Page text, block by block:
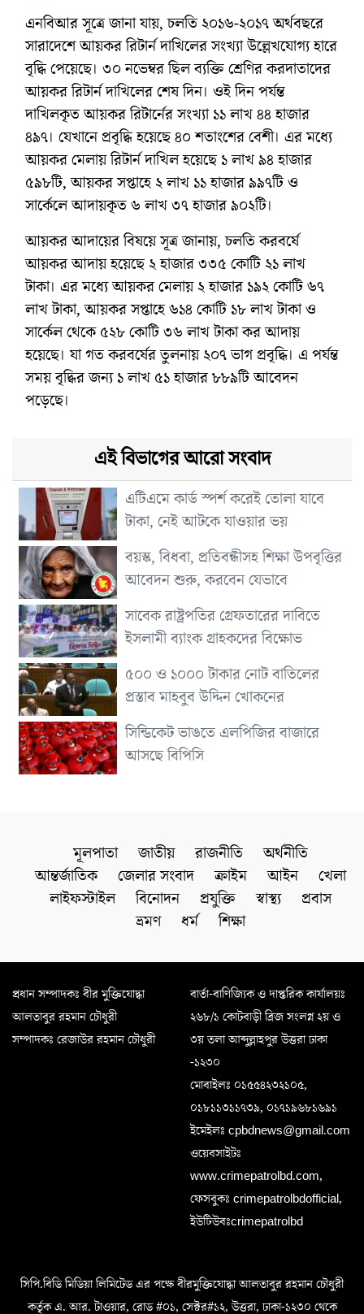
এনবিআর সূত্রে জানা যায়, চলতি ২০১৬-২০১৭ অর্থবছরে
সারাদেশে আয়কর রিটার্ন দাখিলের সংখ্যা উল্লেখযোগ্য হারে
বৃদ্ধি পেয়েছে। ৩০ নভেম্বর ছিল ব্যক্তি শ্রেণির করদাতাদের
আয়কর রিটার্ন দাখিলের শেষ দিন। ওই দিন পর্যন্ত
দাখিলকৃত আয়কর রিটার্নের সংখ্যা ১১ লাখ ৪৪ হাজার
৪৯৭। যেখানে প্রবৃদ্ধি হয়েছে ৪০ শতাংশের বেশী। এর মধ্যে
আয়কর মেলায় রিটার্ন দাখিল হয়েছে ১ লাখ ৯৪ হাজার
৫৯৮টি, আয়কর সপ্তাহে ২ লাখ ১১ হাজার ৯৯৭টি ও
সার্কেলে আদায়কৃত ৬ লাখ ৩৭ হাজার ৯০২টি।
আয়কর আদায়ের বিষয়ে সূত্র জানায়, চলতি করবর্ষে
আয়কর আদায় হয়েছে ২ হাজার ৩৩৫ কোটি ২১ লাখ
টাকা। এর মধ্যে আয়কর মেলায় ২ হাজার ১৯২ কোটি ৬৭
লাখ টাকা, আয়কর সপ্তাহে ৬১৪ কোটি ১৮ লাখ টাকা ও
সার্কেল থেকে ৫২৮ কোটি ৩৬ লাখ টাকা কর আদায়
হয়েছে। যা গত করবর্ষের তুলনায় ২০৭ ভাগ প্রবৃদ্ধি। এ পর্যন্ত
সময় বৃদ্ধির জন্য ১ লাখ ৫১ হাজার ৮৮৯টি আবেদন
পড়েছে।
এই বিভাগের আরো সংবাদ
এটিএমে কার্ড স্পর্শ করেই তোলা যাবে
টাকা, নেই আটকে যাওয়ার ভয়
বয়স্ক, বিধবা, প্রতিবন্ধীসহ শিক্ষা উপবৃত্তির
আবেদন শুরু, করবেন যেভাবে
সাবেক রাষ্ট্রপতির গ্রেফতারের দাবিতে
ইসলামী ব্যাংক গ্রাহকদের বিক্ষোভ
৫০০ ও ১০০০ টাকার নোট বাতিলের
প্রস্তাব মাহবুব উদ্দিন খোকনের
সিন্ডিকেট ভাঙতে এলপিজির বাজারে
আসছে বিপিসি
মূলপাতা জাতীয় রাজনীতি
অর্থনীতি
আন্তর্জাতিক
জেলার সংবাদ ক্রাইম আইন
খেলা
লাইফস্টাইল
বিনোদন প্রযুক্তি স্বাস্থ্য
প্রবাস
ভ্রমণ
ধর্ম শিক্ষা
প্রধান সম্পাদকঃ বীর মুক্তিযোদ্ধা
আলতাবুর রহমান চৌধুরী
সম্পাদকঃ রেজাউর রহমান চৌধুরী
বার্তা-বাণিজ্যিক ও দাপ্তরিক কার্যালয়ঃ
২৬৮/১ কোটবাড়ী ব্রিজ সংলগ্ন ২য় ও
৩য় তলা আব্দুল্লাহপুর উত্তরা ঢাকা
-১২৩০
মোবাইলঃ ০১৫৫৪২৩২১০৫,
০১৮১১৩১১৭৩৯, ০১৭১৯৬৮১৬৯১
ইমেইলঃ cpbdnews@gmail.com
ওয়েবসাইটঃ
www.crimepatrolbd.com,
ফেসবুকঃ crimepatrolbdofficial,
ইউটিউবঃcrimepatrolbd
সিপি.বিডি মিডিয়া লিমিটেড এর পক্ষে বীরমুক্তিযোদ্ধা আলতাবুর রহমান চৌধুরী
কর্তৃক এ. আর. টাওয়ার, রোড #০১, সেক্টর#১২, উত্তরা, ঢাকা-১২৩০ থেকে